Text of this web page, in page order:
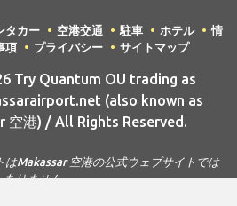
タカー 空港交通 駐車 ホテル
情
項 プライバシー サイトマップ
Try Quantum OU trading as
(also known as
空港) / All Rights Reserved.
はMakassar 空港の公式ウェブサイトでは
ありません。